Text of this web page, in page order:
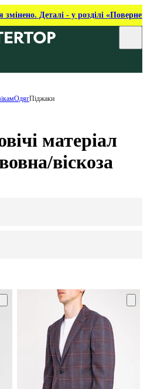
Деталі - у розділі
ОдягПіджаки
матеріал
віскоза